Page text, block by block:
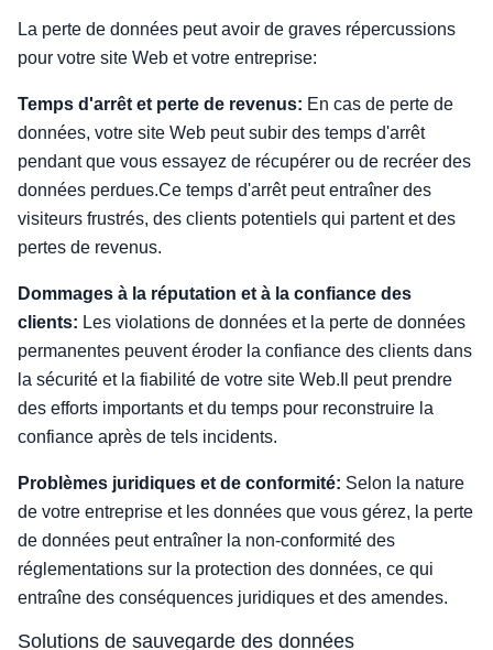
La perte de données peut avoir de graves répercussions
pour votre site Web et votre entreprise:
Temps d'arrêt et perte de revenus: En cas de perte de
données, votre site Web peut subir des temps d'arrêt
pendant que vous essayez de récupérer ou de recréer des
données perdues.Ce temps d'arrêt peut entraîner des
visiteurs frustrés, des clients potentiels qui partent et des
pertes de revenus.
Dommages à la réputation et à la confiance des
clients: Les violations de données et la perte de données
permanentes peuvent éroder la confiance des clients dans
la sécurité et la fiabilité de votre site Web.Il peut prendre
des efforts importants et du temps pour reconstruire la
confiance après de tels incidents.
Problèmes juridiques et de conformité: Selon la nature
de votre entreprise et les données que vous gérez, la perte
de données peut entraîner la non-conformité des
réglementations sur la protection des données, ce qui
entraîne des conséquences juridiques et des amendes.
Solutions de sauvegarde des données